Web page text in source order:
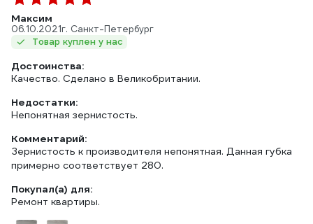
Максим
06.10.2021г. Санкт-Петербург
Товар куплен у нас
Достоинства:
Качество. Сделано в Великобритании.
Недостатки:
Непонятная зернистость.
Комментарий:
Зернистость к производителя непонятная. Данная губка
примерно соответствует 280.
Покупал(а) для:
Ремонт квартиры.